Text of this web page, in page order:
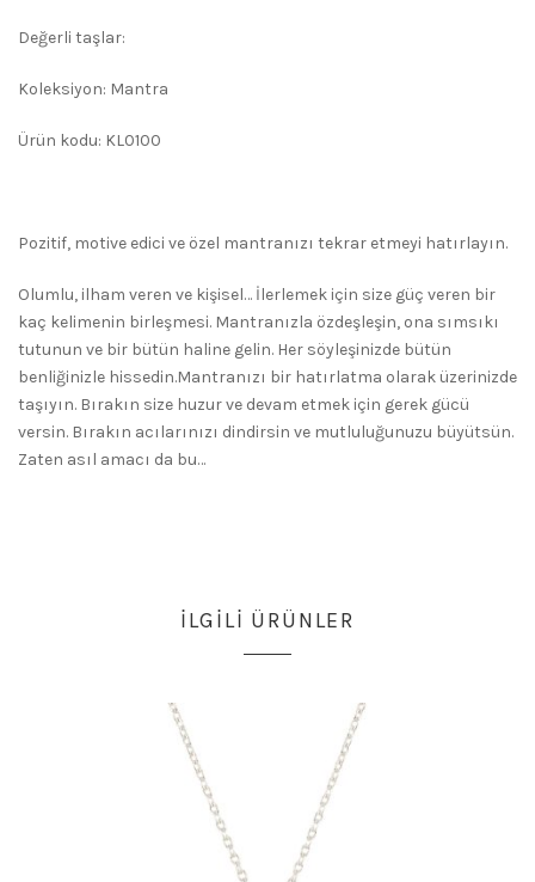
Değerli taşlar:
Koleksiyon: Mantra
Ürün kodu: KL0100
Pozitif, motive edici ve özel mantranızı tekrar etmeyi hatırlayın.
Olumlu, ilham veren ve kişisel… İlerlemek için size güç veren bir
kaç kelimenin birleşmesi. Mantranızla özdeşleşin, ona sımsıkı
tutunun ve bir bütün haline gelin. Her söyleşinizde bütün
benliğinizle hissedin.Mantranızı bir hatırlatma olarak üzerinizde
taşıyın. Bırakın size huzur ve devam etmek için gerek gücü
versin. Bırakın acılarınızı dindirsin ve mutluluğunuzu büyütsün.
Zaten asıl amacı da bu…
İLGILI ÜRÜNLER